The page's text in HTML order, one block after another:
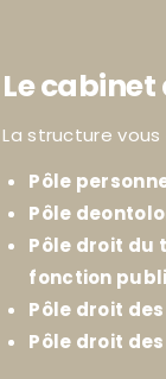
Le cabinet
La structure
Pôle
Pôle
Pôle droit du
fonction
Pôle droit
Pôle droit